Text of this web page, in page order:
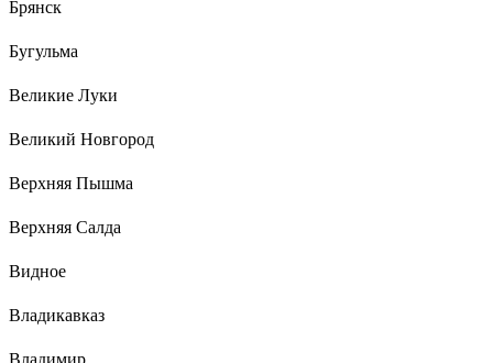
Брянск
Бугульма
Великие Луки
Великий Новгород
Верхняя Пышма
Верхняя Салда
Видное
Владикавказ
Владимир